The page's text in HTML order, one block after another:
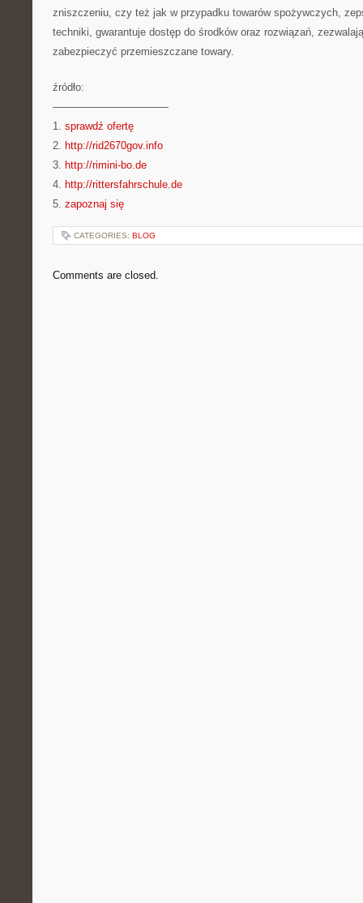
zniszczeniu, czy też jak w przypadku towarów spożywczych,
techniki, gwarantuje dostęp do środków oraz rozwiązań,
zabezpieczyć przemieszczane towary.
źródło:
———————————
1. sprawdź ofertę
2. http://rid2670gov.info
3. http://rimini-bo.de
4. http://rittersfahrschule.de
5. zapoznaj się
CATEGORIES: BLOG
Comments are closed.